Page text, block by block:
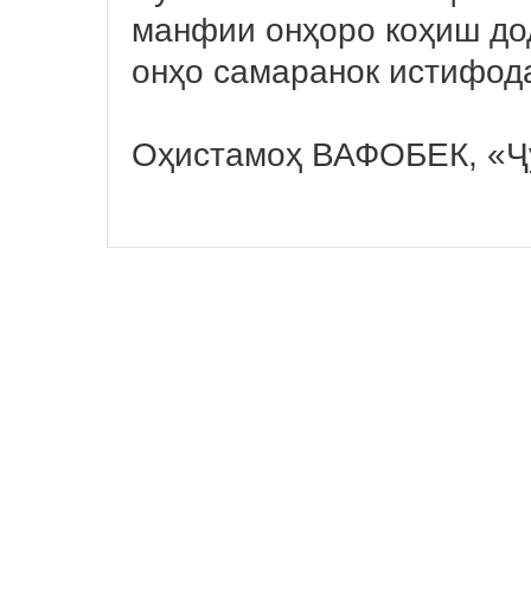
манфии онҳоро коҳиш
онҳо самаранок
Оҳистамоҳ ВАФОБЕК,